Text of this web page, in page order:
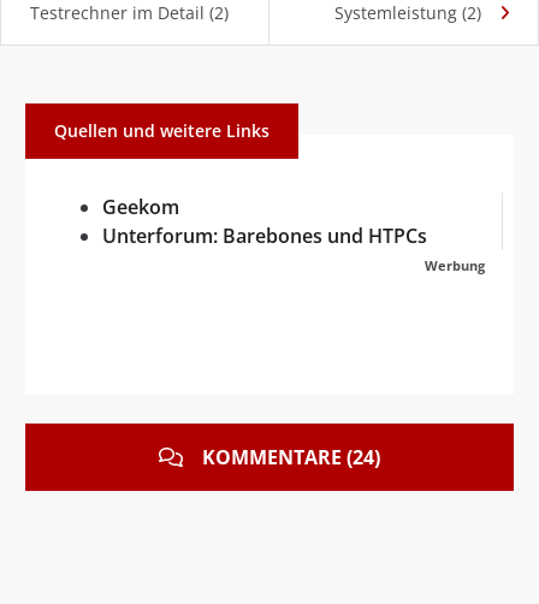
Testrechner im Detail (2)
Systemleistung (2)
Quellen und weitere Links
Geekom
Unterforum: Barebones und HTPCs
Werbung
KOMMENTARE (24)